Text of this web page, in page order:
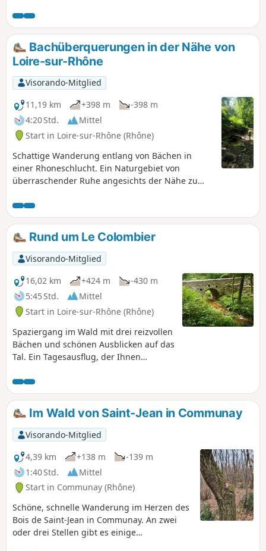
Endzeitlandschaft.
Bachüberquerungen in der Nähe von
Loire-sur-Rhône
Visorando-Mitglied
11,19 km
+398 m
-398 m
4:20 Std.
Mittel
Start in Loire-sur-Rhône (Rhône)
Schattige Wanderung entlang von Bächen in
einer Rhoneschlucht. Ein Naturgebiet von
überraschender Ruhe angesichts der Nähe zu
Rund um Le Colombier
Visorando-Mitglied
16,02 km
+424 m
-430 m
5:45 Std.
Mittel
Start in Loire-sur-Rhône (Rhône)
Spaziergang im Wald mit drei reizvollen
Bächen und schönen Ausblicken auf das
Tal. Ein Tagesausflug, der Ihnen
Im Wald von Saint-Jean in Communay
Visorando-Mitglied
4,39 km
+138 m
-139 m
1:40 Std.
Mittel
Start in Communay (Rhône)
Schöne, schnelle Wanderung im Herzen des
Bois de Saint-Jean in Communay. An zwei
oder drei Stellen gibt es einige